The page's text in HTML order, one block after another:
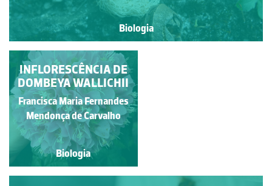
Biologia
MATURAÇÃO DE
ANTERAS DE LÍLIUM
Manuela Lopes
Biologia
INFLORESCÊNCIA DE
DOMBEYA WALLICHII
Francisca Maria Fernandes
Mendonça de Carvalho
Biologia